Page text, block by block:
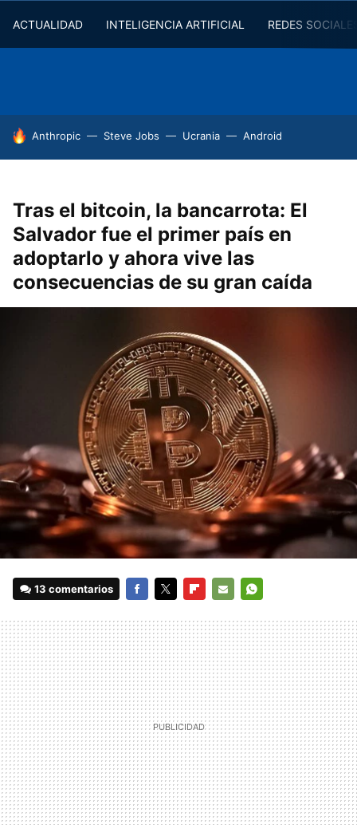
ACTUALIDAD INTELIGENCIA ARTIFICIAL REDES
HOY SE HABLA DE
Anthropic Steve Jobs Ucrania Android
Tras el bitcoin, la bancarrota: El
Salvador fue el primer país en
adoptarlo y ahora vive las
consecuencias de su gran caída
13 comentarios
MAIL